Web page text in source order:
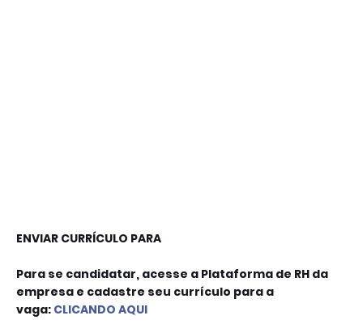
ENVIAR CURRÍCULO PARA
Para se candidatar, acesse a Plataforma de RH da
empresa e cadastre seu currículo para a
vaga: CLICANDO AQUI